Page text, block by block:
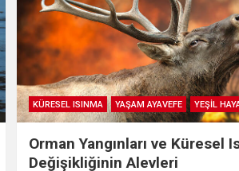
KÜRESEL ISINMA YAŞAM AYAVEFE YEŞİL
Orman Yangınları ve Küresel
Değişikliğinin Alevleri